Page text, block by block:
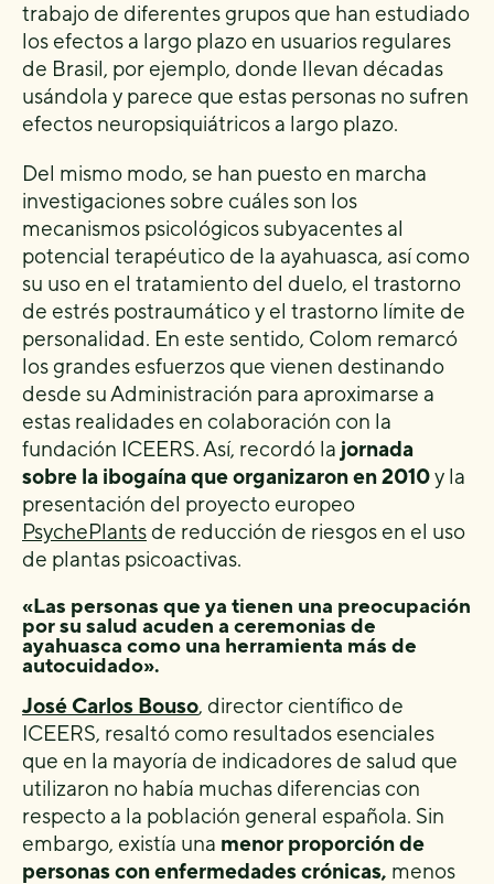
trabajo de diferentes grupos que han estudiado
los efectos a largo plazo en usuarios regulares
de Brasil, por ejemplo, donde llevan décadas
usándola y parece que estas personas no sufren
efectos neuropsiquiátricos a largo plazo.
Del mismo modo, se han puesto en marcha
investigaciones sobre cuáles son los
mecanismos psicológicos subyacentes al
potencial terapéutico de la ayahuasca, así como
su uso en el tratamiento del duelo, el trastorno
de estrés postraumático y el trastorno límite de
personalidad. En este sentido, Colom remarcó
los grandes esfuerzos que vienen destinando
desde su Administración para aproximarse a
estas realidades en colaboración con la
fundación ICEERS. Así, recordó la jornada
sobre la ibogaína que organizaron en 2010y la
presentación del proyecto europeo
PsychePlants de reducción de riesgos en el uso
de plantas psicoactivas.
«Las personas que ya tienen una preocupación
por su salud acuden a ceremonias de
ayahuasca como una herramienta más de
autocuidado».
José Carlos Bouso, director científico de
ICEERS, resaltó como resultados esenciales
que en la mayoría de indicadores de salud que
utilizaron no había muchas diferencias con
respecto a la población general española. Sin
embargo, existía una menor proporción de
personas con enfermedades crónicas, menos